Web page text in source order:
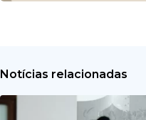
Notícias relacionadas